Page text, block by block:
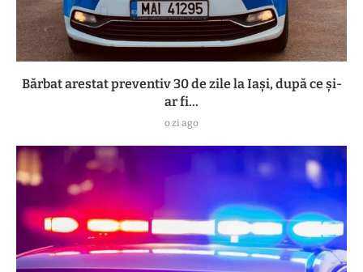
Bărbat arestat preventiv 30 de zile la Iași, după ce și-
ar fi...
o zi ago